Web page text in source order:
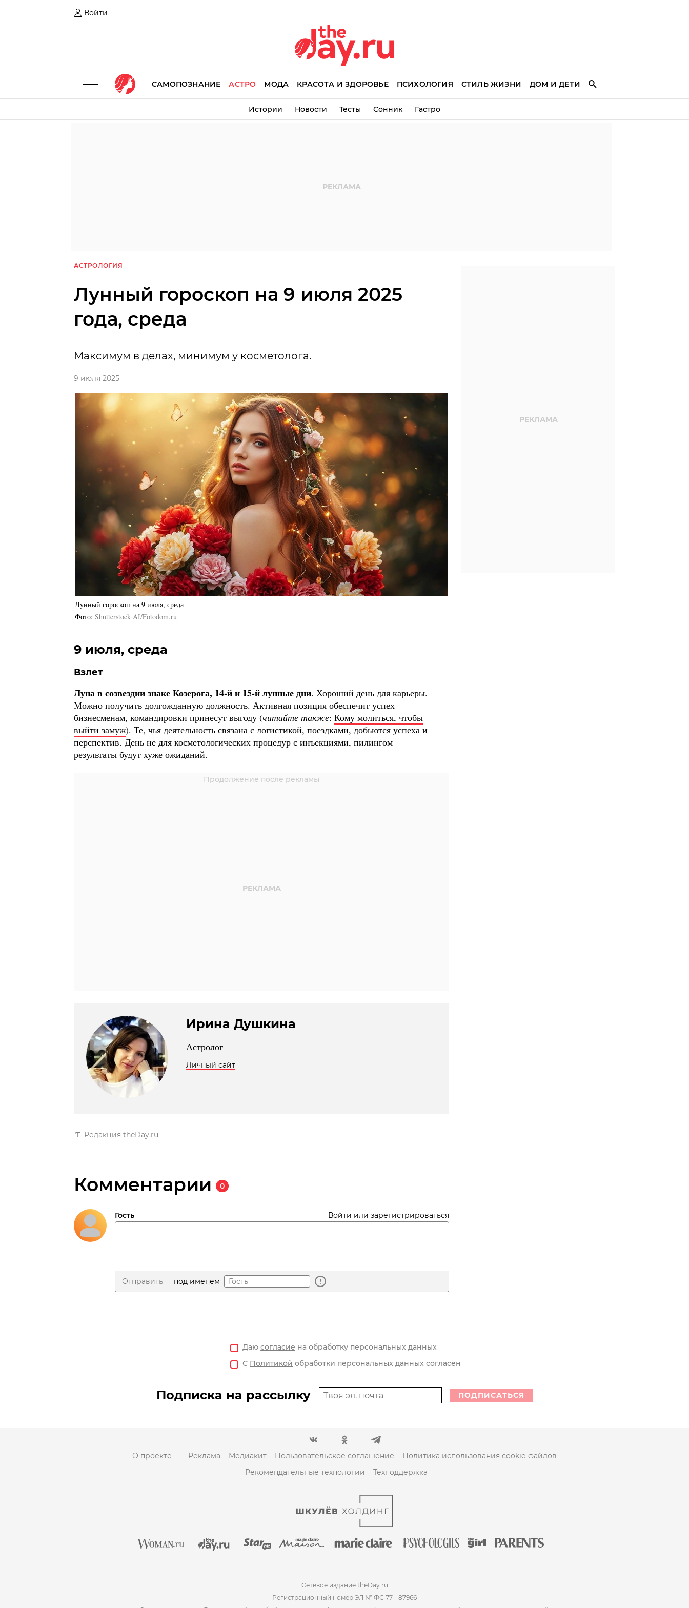
Войти
САМОПОЗНАНИЕ АСТРО МОДА КРАСОТА И ЗДОРОВЬЕ ПСИХОЛОГИЯ СТИЛЬ ЖИЗНИ ДОМ И ДЕТИ
Истории Новости Тесты Сонник Гастро
АСТРОЛОГИЯ
Лунный гороскоп на 9 июля 2025
года, среда
Максимум в делах, минимум у косметолога.
9 июля 2025
Лунный гороскоп на 9 июля, среда
Фото Shutterstock AI/Fotodom.ru
9 июля, среда
Взлет
Луна в созвездии знаке Козерога, 14-й и 15-й лунные дни. Хороший день для карьеры.
Можно получить долгожданную должность. Активная позиция обеспечит успех
бизнесменам, командировки принесут выгоду (читайте также: Кому молиться, чтобы
выйти замуж). Те, чья деятельность связана с логистикой, поездками, добьются успеха и
перспектив. День не для косметологических процедур с инъекциями, пилингом —
результаты будут хуже ожиданий.
Ирина Душкина
Астролог
Личный сайт
Редакция theDay.ru
Комментарии 0
Гость Войти или зарегистрироваться
Отправить под именем
Даю согласие на обработку персональных данных
С Политикой обработки персональных данных согласен
Подписка на рассылку ПОДПИСАТЬСЯ
О проекте Реклама Медиакит Пользовательское соглашение
Политика использования cookie-файлов
Рекомендательные технологии
Техподдержка
Сетевое издание theDay.ru
Регистрационный номер ЭЛ № ФС 77 - 87966